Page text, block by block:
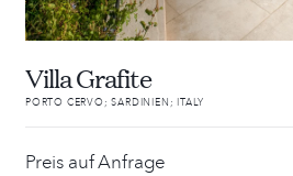
Villa Grafite
PORTO CERVO; SARDINIEN; ITALY
Preis auf Anfrage